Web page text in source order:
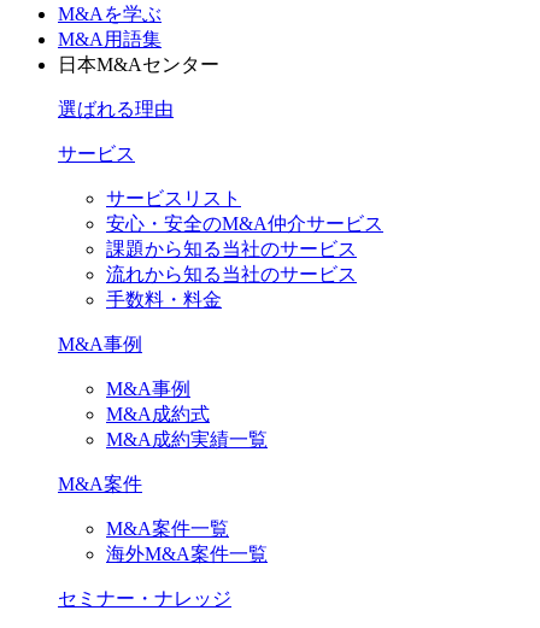
M&Aを学ぶ
M&A用語集
日本M&Aセンター
選ばれる理由
サービス
サービスリスト
安心・安全のM&A仲介サービス
課題から知る当社のサービス
流れから知る当社のサービス
手数料・料金
M&A事例
M&A事例
M&A成約式
M&A成約実績一覧
M&A案件
M&A案件一覧
海外M&A案件一覧
セミナー・ナレッジ